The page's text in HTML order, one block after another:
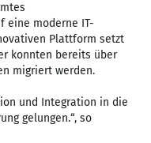
eine moderne IT-
Plattform setzt
konnten bereits über
migriert werden.
und Integration in die
gelungen.“, so